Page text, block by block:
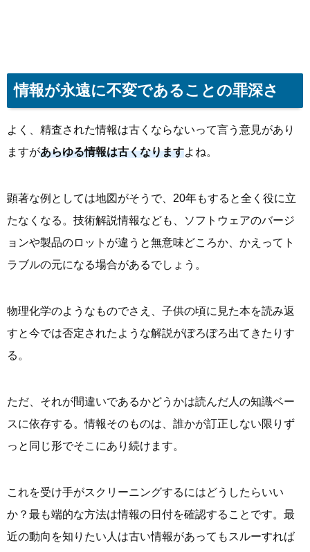
情報が永遠に不変であることの罪深さ
よく、精査された情報は古くならないって言う意見があり
ますがあらゆる情報は古くなりますよね。
顕著な例としては地図がそうで、20年もすると全く役に立
たなくなる。技術解説情報なども、ソフトウェアのバージ
ョンや製品のロットが違うと無意味どころか、かえってト
ラブルの元になる場合があるでしょう。
物理化学のようなものでさえ、子供の頃に見た本を読み返
すと今では否定されたような解説がぽろぽろ出てきたりす
る。
ただ、それが間違いであるかどうかは読んだ人の知識ベー
スに依存する。情報そのものは、誰かが訂正しない限りず
っと同じ形でそこにあり続けます。
これを受け手がスクリーニングするにはどうしたらいい
か？最も端的な方法は情報の日付を確認することです。最
近の動向を知りたい人は古い情報があってもスルーすれば